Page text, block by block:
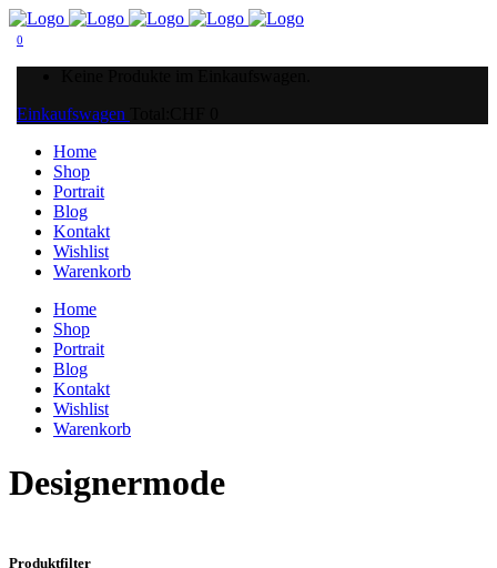
0
Einkaufswagen
Home
Shop
Portrait
Blog
Kontakt
Wishlist
Warenkorb
Home
Shop
Portrait
Blog
Kontakt
Wishlist
Warenkorb
Designermode
Produktfilter